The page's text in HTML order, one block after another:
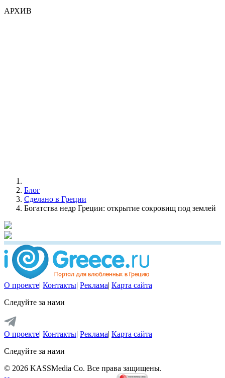
АРХИВ
Блог
Сделано в Греции
Богатства недр Греции: открытие сокровищ под землей
О проекте| Контакты| Реклама| Карта сайта
Следуйте за нами
О проекте| Контакты| Реклама| Карта сайта
Следуйте за нами
© 2026 KASSMedia Co. Все права защищены.